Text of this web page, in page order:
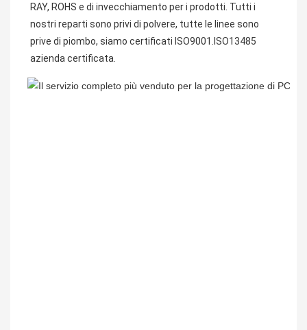
RAY, ROHS e di invecchiamento per i prodotti. Tutti i
nostri reparti sono privi di polvere, tutte le linee sono
prive di piombo, siamo certificati ISO9001.
azienda certificata.